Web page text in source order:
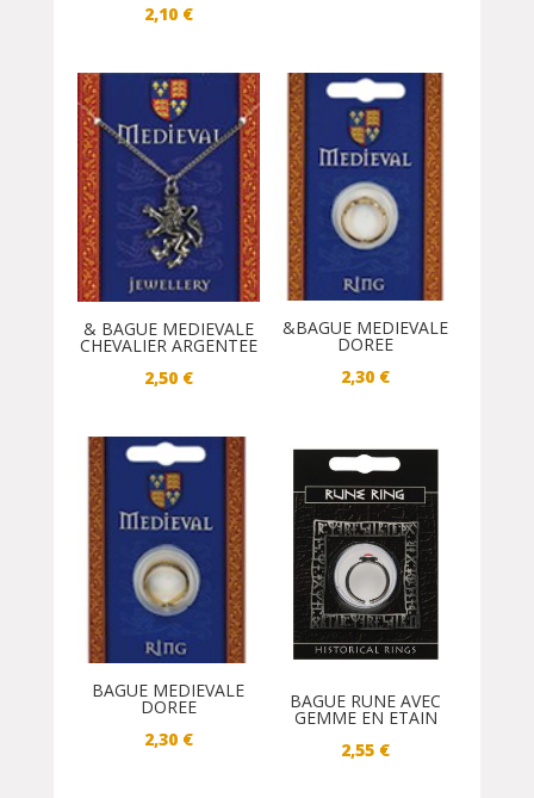
2,10 €
& BAGUE MEDIEVALE
CHEVALIER ARGENTEE
2,50 €
&BAGUE MEDIEVALE
DOREE
2,30 €
BAGUE MEDIEVALE
DOREE
2,30 €
BAGUE RUNE AVEC
GEMME EN ETAIN
2,55 €